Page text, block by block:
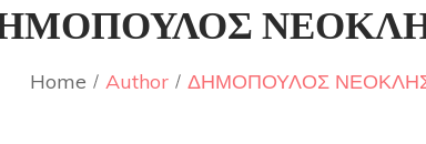
Home Author ΔΗΜΟΠΟΥΛΟΣ